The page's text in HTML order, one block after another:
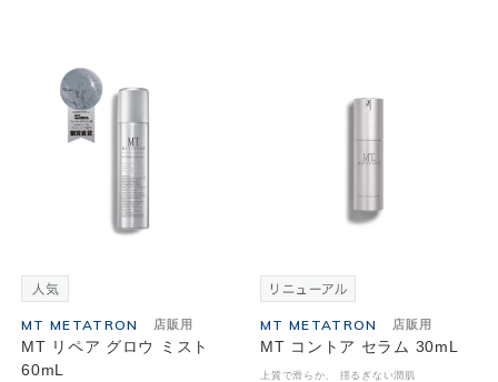
MT METATRON 店販用
MT リペア グロウ ミスト
60mL
MT METATRON 店販用
MT コントア セラム 30mL
上質で滑らか、 揺るぎない潤肌